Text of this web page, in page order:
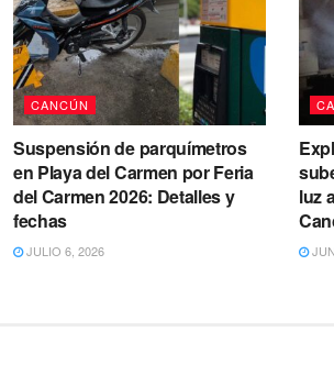
CANCÚN
Suspensión de parquímetros
en Playa del Carmen por Feria
del Carmen 2026: Detalles y
fechas
JULIO 6, 2026
luz